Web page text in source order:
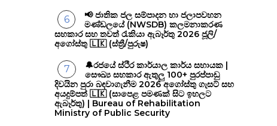
📢 ජාතික ජල සම්පාදන හා ජලාපවහන
මණ්ඩලයේ (NWSDB) කලමනාකරණ
සහකාර සහ තවත් රැකියා ඇබෑර්තු 2026 ජූලි/
අගෝස්තු 🇱🇰 (ස්ත්‍රී/පුරුෂ)
🔔රජයේ ස්ථිර කාර්යාල කාර්ය සහායක |
සෞඛ්‍ය සහකාර ඇතුලු 100+ පුරප්පාඩු
දිවයින පුරා බඳවාගැනීම 2026 අගෝස්තු ගැසට් සහ
අයදුම්පත් 🇱🇰 (සාපෙළ පමණක් සිට ඉහලට
ඇබෑර්තු) | Bureau of Rehabilitation
Ministry of Public Security